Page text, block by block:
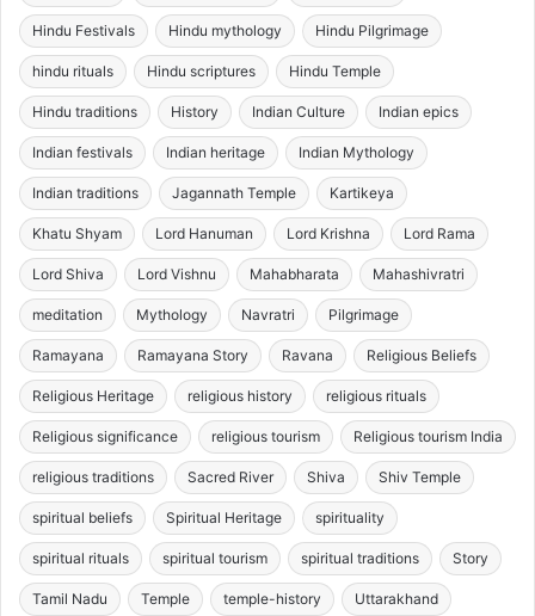
Hindu Festivals Hindu mythology Hindu Pilgrimage
hindu rituals Hindu scriptures Hindu Temple
Hindu traditions History Indian Culture Indian epics
Indian festivals Indian heritage Indian Mythology
Indian traditions Jagannath Temple Kartikeya
Khatu Shyam Lord Hanuman Lord Krishna Lord Rama
Lord Shiva Lord Vishnu Mahabharata Mahashivratri
meditation Mythology Navratri Pilgrimage
Ramayana Ramayana Story Ravana Religious Beliefs
Religious Heritage religious history religious rituals
Religious significance religious tourism Religious tourism India
religious traditions Sacred River Shiva Shiv Temple
spiritual beliefs Spiritual Heritage spirituality
spiritual rituals spiritual tourism spiritual traditions Story
Tamil Nadu Temple temple-history Uttarakhand